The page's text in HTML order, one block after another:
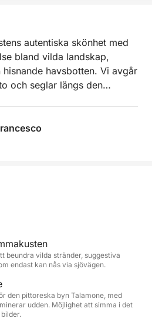
autentiska skönhet med
bland vilda landskap,
havsbotten. Vi avgår
och seglar längs den
förbi vindskulpterade
blir ett snorkelstopp
i en pittoresk och fridfull
och snacks, samt komplett
mask, snorkel och våtdräkt,
komfort.
söker avkoppling,
beundra vilda stränder, suggestiva
endast kan nås via sjövägen.
den pittoreska byn Talamone, med
udden. Möjlighet att simma i det